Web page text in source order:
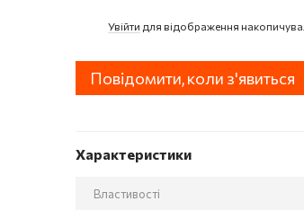
Увійти для відображення
Повідомити, коли з'явиться
Характеристики
Властивості